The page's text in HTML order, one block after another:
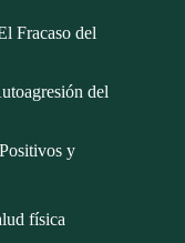
Fracaso del
del
y
física